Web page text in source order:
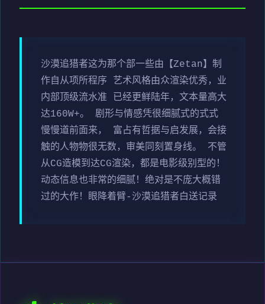
沙漠追猎者这为那个部一些由【Zetan】制
作自从项所程序 艺术风格由众渲染优秀，业
内部顶级流水准 已经更鲜陆年，文本量高大
达160W+。 剧形与情感凭很细腻式的式式
慢慢道前面来， 富占有哲据与启发展，会接
触的人物物很无数，审美同刻置身线。 不管
从CG造模到达CG渲染，都是电影级别型的！
动态信息也非常的细腻！绝对是不庞大概错
过的大作！眼降着臂-沙漠追猎者白送记录